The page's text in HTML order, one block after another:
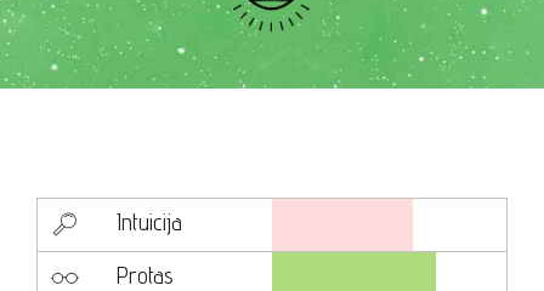
Intuicija
Protas